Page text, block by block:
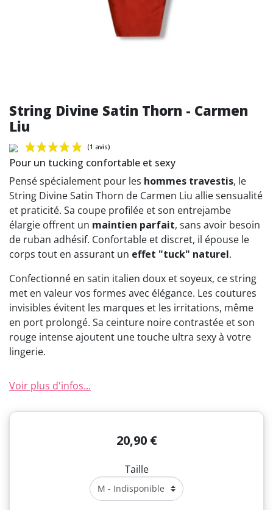
String Divine Satin Thorn - Carmen
Liu
(1 avis)
Pour un tucking confortable et sexy
Pensé spécialement pour les hommes travestis, le
String Divine Satin Thorn de Carmen Liu allie sensualité
et praticité. Sa coupe profilée et son entrejambe
élargie offrent un maintien parfait, sans avoir besoin
de ruban adhésif. Confortable et discret, il épouse le
corps tout en assurant un effet "tuck" naturel.
Confectionné en satin italien doux et soyeux, ce string
met en valeur vos formes avec élégance. Les coutures
invisibles évitent les marques et les irritations, même
en port prolongé. Sa ceinture noire contrastée et son
rouge intense ajoutent une touche ultra sexy à votre
lingerie.
Voir plus d'infos...
20,90 €
Taille